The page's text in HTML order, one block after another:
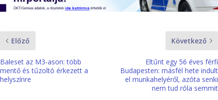
Előző
Baleset az M3-ason: több
mentő és tűzoltó érkezett a
helyszínre
Következő
Eltűnt egy 56 éves férfi
Budapesten: másfél hete indult
el munkahelyéről, azóta senki
nem tud róla semmit